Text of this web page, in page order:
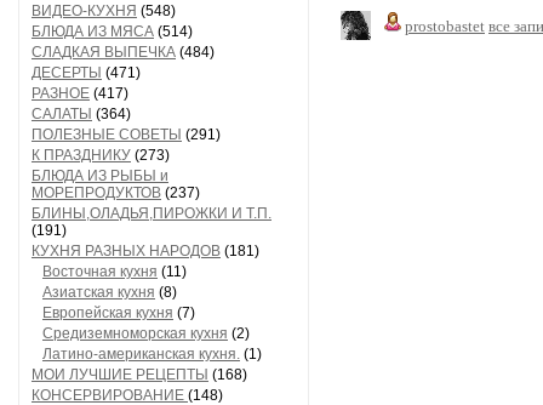
ВИДЕО-КУХНЯ (548)
БЛЮДА ИЗ МЯСА (514)
СЛАДКАЯ ВЫПЕЧКА (484)
ДЕСЕРТЫ (471)
РАЗНОЕ (417)
САЛАТЫ (364)
ПОЛЕЗНЫЕ СОВЕТЫ (291)
К ПРАЗДНИКУ (273)
БЛЮДА ИЗ РЫБЫ и
МОРЕПРОДУКТОВ (237)
БЛИНЫ,ОЛАДЬЯ,ПИРОЖКИ И Т.П.
(191)
КУХНЯ РАЗНЫХ НАРОДОВ (181)
Восточная кухня (11)
Азиатская кухня (8)
Европейская кухня (7)
Средиземноморская кухня (2)
Латино-американская кухня. (1)
МОИ ЛУЧШИЕ РЕЦЕПТЫ (168)
КОНСЕРВИРОВАНИЕ (148)
prostobastet все